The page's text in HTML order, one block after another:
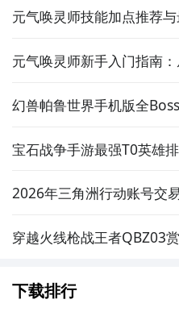
连GD都在
点击高速下载
元气唤灵师技能加点推荐
元气唤灵师新手入门指南
幻兽帕鲁世界手机版全
宝石战争手游最强T0英雄
2026年三角洲行动账号交
穿越火线枪战王者QBZ03
下载排行